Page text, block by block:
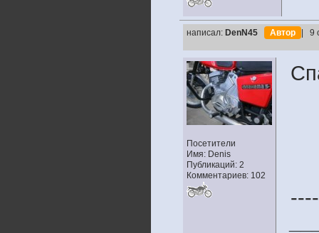
написал: DenN45 Автор | 9
Посетители
Имя: Denis
Публикаций: 2
Комментариев: 102